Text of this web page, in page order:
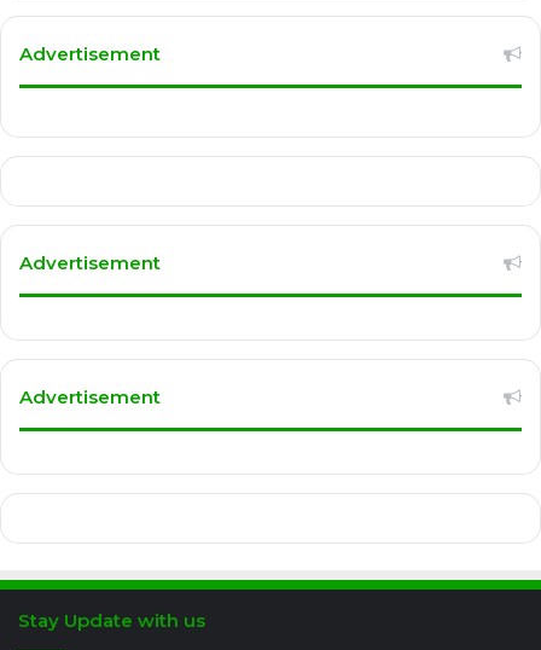
Advertisement
Advertisement
Advertisement
Stay Update with us